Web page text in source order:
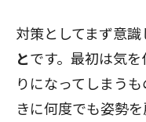
対策としてまず意識
とです。最初は気
りになってしまう
きに何度でも姿勢